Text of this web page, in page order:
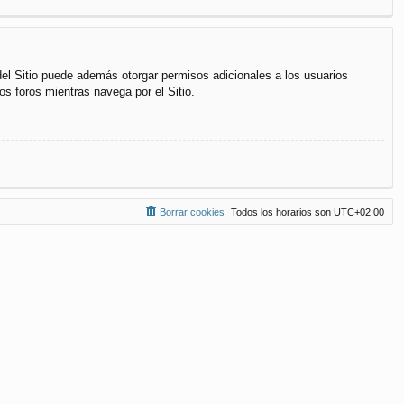
Sitio puede además otorgar permisos adicionales a los usuarios
foros mientras navega por el Sitio.
Todos los horarios son UTC+02:00
Borrar cookies